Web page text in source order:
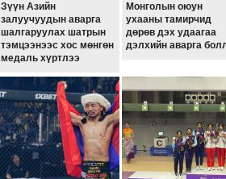
Зүүн Азийн
залуучуудын аварга
шалгаруулах шатрын
тэмцээнээс хос мөнгөн
медаль хүртлээ
Монголын оюун
ухааны тамирчид
дөрөв дэх удаагаа
дэлхийн аварга